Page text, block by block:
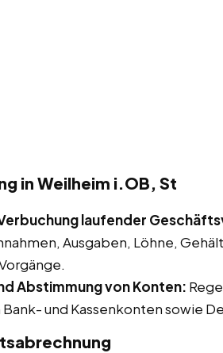
in Weilheim i.OB, St
laufender
Ausgaben, Löhne,
Abstimmung von Konten:
und Kassenkonten sowie